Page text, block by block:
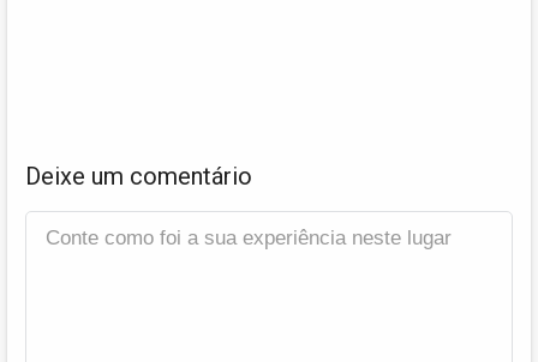
Deixe um comentário